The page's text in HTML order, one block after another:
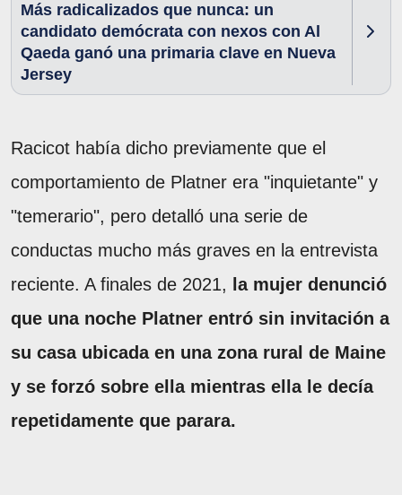
Más radicalizados que nunca: un
candidato demócrata con nexos con Al
Qaeda ganó una primaria clave en Nueva
Jersey
Racicot había dicho previamente que el
comportamiento de Platner era "inquietante" y
"temerario", pero detalló una serie de
conductas mucho más graves en la entrevista
reciente. A finales de 2021,
la mujer denunció
que una noche Platner entró sin invitación a
su casa ubicada en una zona rural de Maine
y se forzó sobre ella mientras ella le decía
repetidamente que parara.